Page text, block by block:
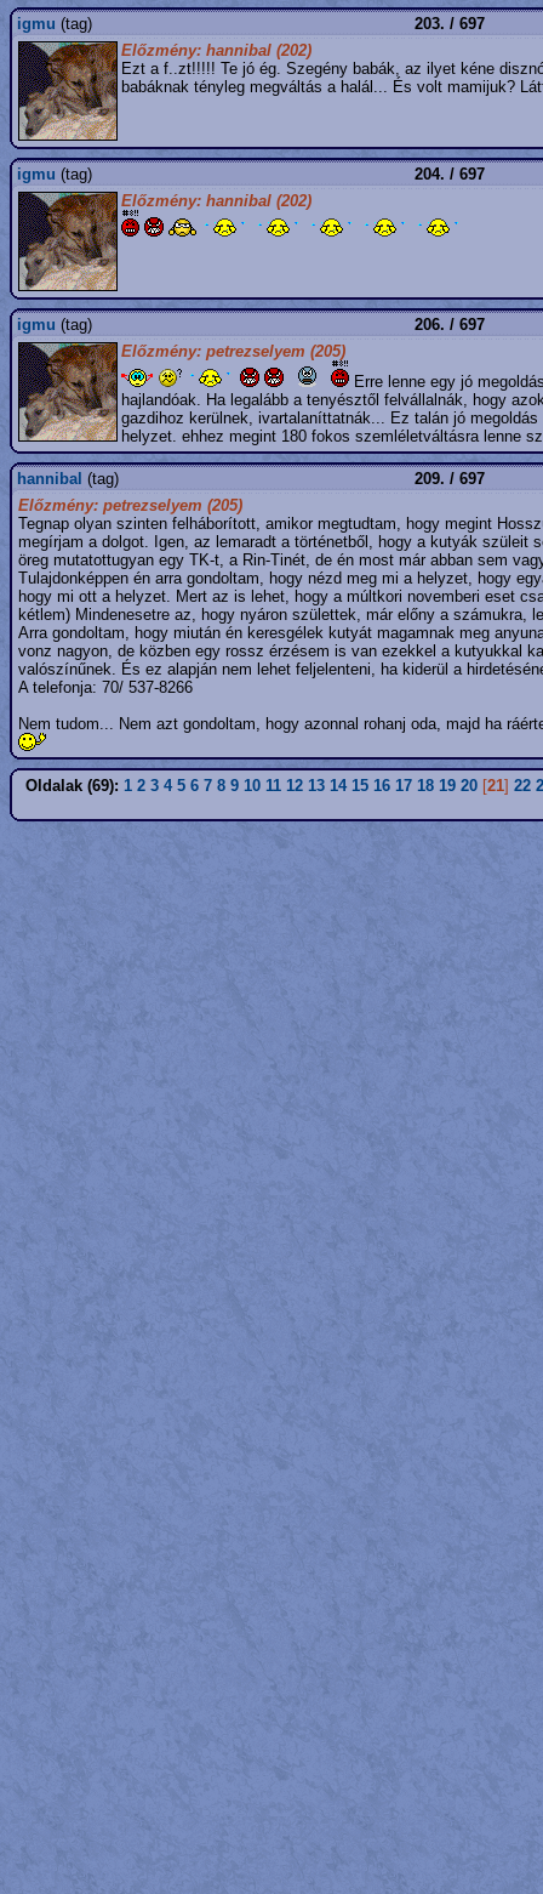
igmu (tag)
203. / 697
Előzmény: hannibal (202)
Ezt a f..zt!!!!! Te jó ég. Szegény babák, az ilyet kéne
babáknak tényleg megváltás a halál... És volt mamijuk?
igmu (tag)
204. / 697
Előzmény: hannibal (202)
igmu (tag)
206. / 697
Előzmény: petrezselyem (205)
Erre lenne egy jó
hajlandóak. Ha legalább a tenyésztől felvállalnák, hogy
gazdihoz kerülnek, ivartalaníttatnák... Ez talán jó
helyzet. ehhez megint 180 fokos szemléletváltásra lenne
hannibal (tag)
209. / 697
Előzmény: petrezselyem (205)
Tegnap olyan szinten felháborított, amikor megtudtam, hogy megint
megírjam a dolgot. Igen, az lemaradt a történetből, hogy a kutyák
öreg mutatottugyan egy TK-t, a Rin-Tinét, de én most már abban sem
Tulajdonképpen én arra gondoltam, hogy nézd meg mi a helyzet, hogy
hogy mi ott a helyzet. Mert az is lehet, hogy a múltkori novemberi eset
kétlem) Mindenesetre az, hogy nyáron születtek, már előny a számukra,
Arra gondoltam, hogy miután én keresgélek kutyát magamnak meg
vonz nagyon, de közben egy rossz érzésem is van ezekkel a kutyukkal
valószínűnek. És ez alapján nem lehet feljelenteni, ha kiderül a
A telefonja: 70/ 537-8266
Nem tudom... Nem azt gondoltam, hogy azonnal rohanj oda, majd ha
Oldalak (69): 1 2 3 4 5 6 7 8 9 10 11 12 13 14 15 16 17 18 19 20 [21] 22